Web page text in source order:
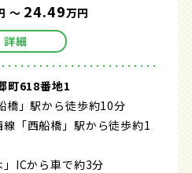
～ 24.49万円
詳細
町618番地1
橋」駅から徒歩約10分
「西船橋」駅から徒歩約1
ICから車で約3分